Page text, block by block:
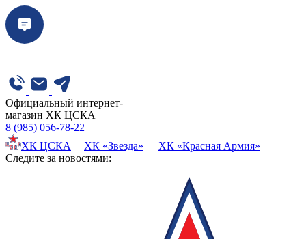
Официальный интернет-
магазин ХК ЦСКА
8 (985) 056-78-22
ХК ЦСКА
ХК «Звезда»
ХК «Красная Армия»
Cледите за новостями: